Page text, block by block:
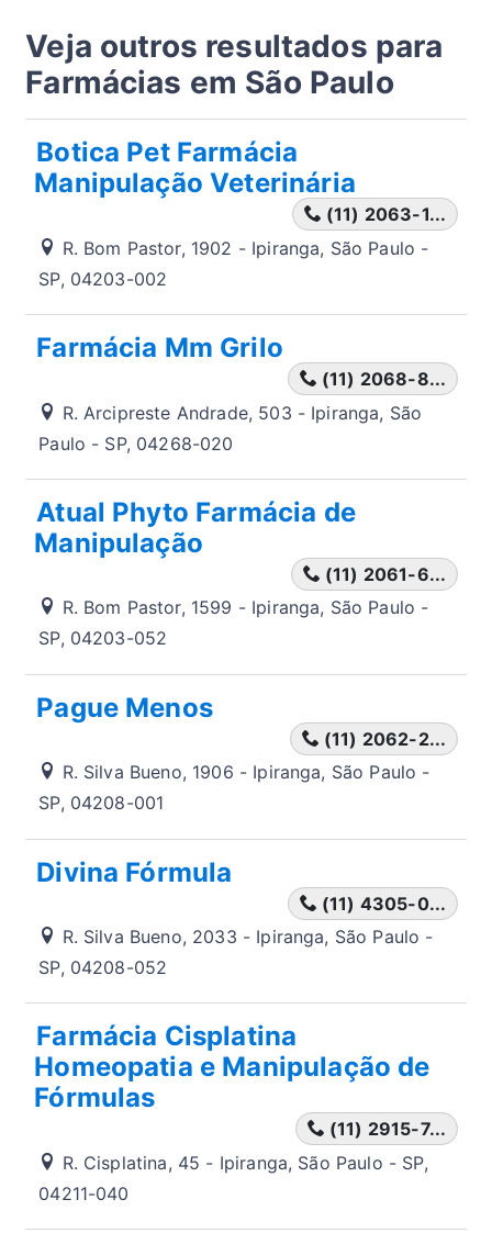
Veja outros resultados para
Farmácias em São Paulo
Botica Pet Farmácia
Manipulação Veterinária
(11) 2063-1...
R. Bom Pastor, 1902 - Ipiranga, São Paulo -
SP, 04203-002
Farmácia Mm Grilo
(11) 2068-8...
R. Arcipreste Andrade, 503 - Ipiranga, São
Paulo - SP, 04268-020
Atual Phyto Farmácia de
Manipulação
(11) 2061-6...
R. Bom Pastor, 1599 - Ipiranga, São Paulo -
SP, 04203-052
Pague Menos
(11) 2062-2...
R. Silva Bueno, 1906 - Ipiranga, São Paulo -
SP, 04208-001
Divina Fórmula
(11) 4305-0...
R. Silva Bueno, 2033 - Ipiranga, São Paulo -
SP, 04208-052
Farmácia Cisplatina
Homeopatia e Manipulação de
Fórmulas
(11) 2915-7...
R. Cisplatina, 45 - Ipiranga, São Paulo - SP,
04211-040